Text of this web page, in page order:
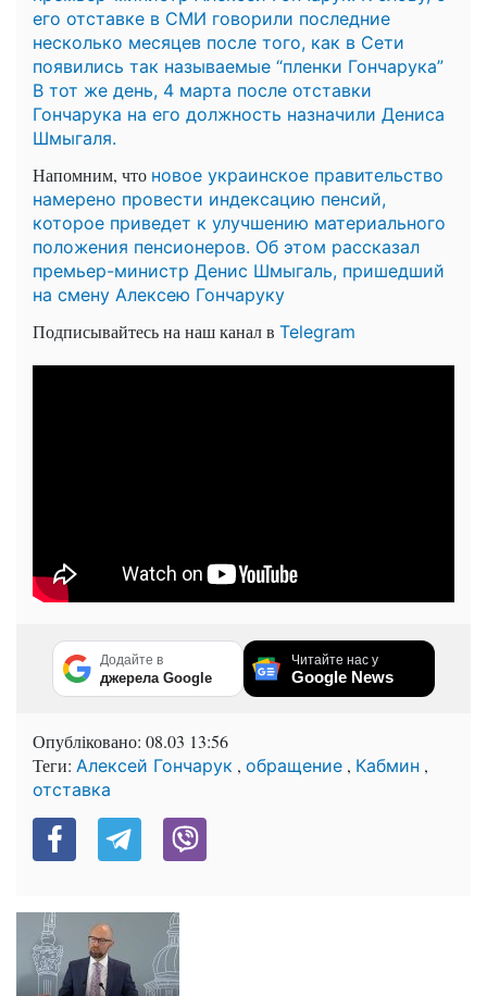
его отставке в СМИ говорили последние
несколько месяцев после того, как в Сети
появились так называемые “пленки Гончарука”
В тот же день, 4 марта после отставки
Гончарука на его должность назначили Дениса
Шмыгаля.
Напомним, что новое украинское правительство
намерено провести индексацию пенсий,
которое приведет к улучшению материального
положения пенсионеров. Об этом рассказал
премьер-министр Денис Шмыгаль, пришедший
на смену Алексею Гончаруку
Подписывайтесь на наш канал в Telegram
Додайте в
джерела Google
Читайте нас у
Google News
Опубліковано: 08.03 13:56
Теги: Алексей Гончарук , обращение , Кабмин ,
отставка